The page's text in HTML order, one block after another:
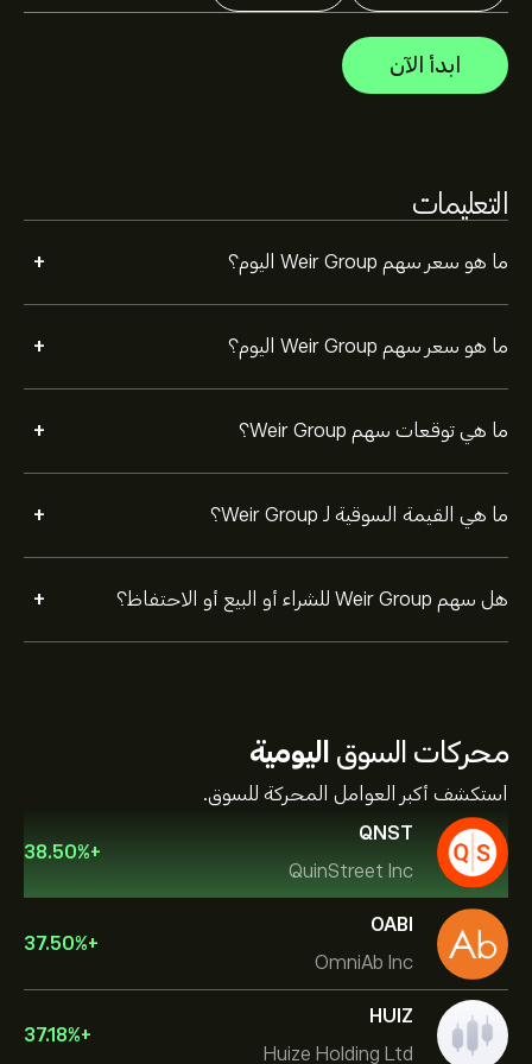
ابدأ الآن
التعليمات
ما هو سعر سهم Weir Group اليوم؟ +
ما هو سعر سهم Weir Group اليوم؟ +
ما هي توقعات سهم Weir Group؟ +
ما هي القيمة السوقية لـ Weir Group؟ +
القيمة السوقية لـ Weir Group هي 7.02B‎p‎ دولار
هل سهم Weir Group للشراء أو البيع أو الاحتفاظ؟ +
محركات السوق اليومية
استكشف أكبر العوامل المحركة للسوق.
QNST
QuinStreet Inc
+
38.50%
OABI
OmniAb Inc
+
37.50%
HUIZ
Huize Holding Ltd
+
37.18%